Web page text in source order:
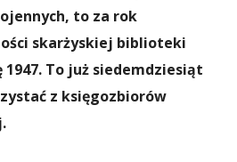
to za rok
skarżyskiej biblioteki
To już siedemdziesiąt
z księgozbiorów